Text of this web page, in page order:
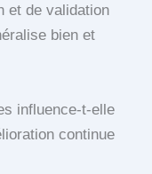
et de validation
bien et
influence-t-elle
continue